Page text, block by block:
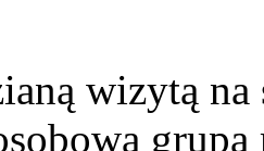
wizytą na